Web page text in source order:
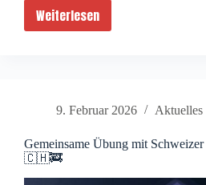
WeiterlesenGeneralversammlung
9. Februar 2026 Aktuelles
Gemeinsame Übung mit
🇨🇭🚒